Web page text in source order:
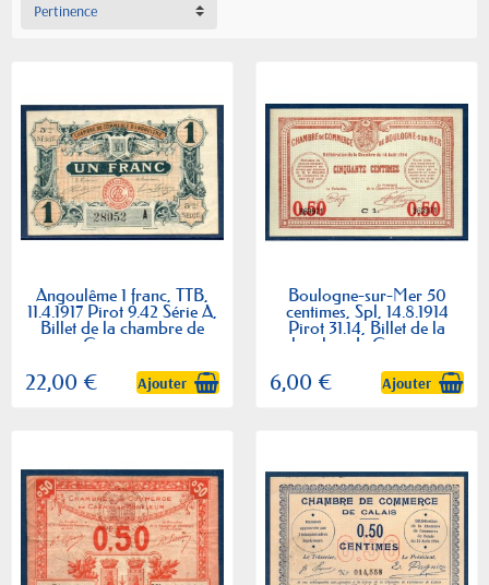
Pertinence
Angoulême 1 franc, TTB,
11.4.1917 Pirot 9.42 Série A,
Billet de la chambre de
Commerce
22,00 € Ajouter
Boulogne-sur-Mer 50
centimes, Spl, 14.8.1914
Pirot 31.14, Billet de la
chambre de Commerce
6,00 € Ajouter